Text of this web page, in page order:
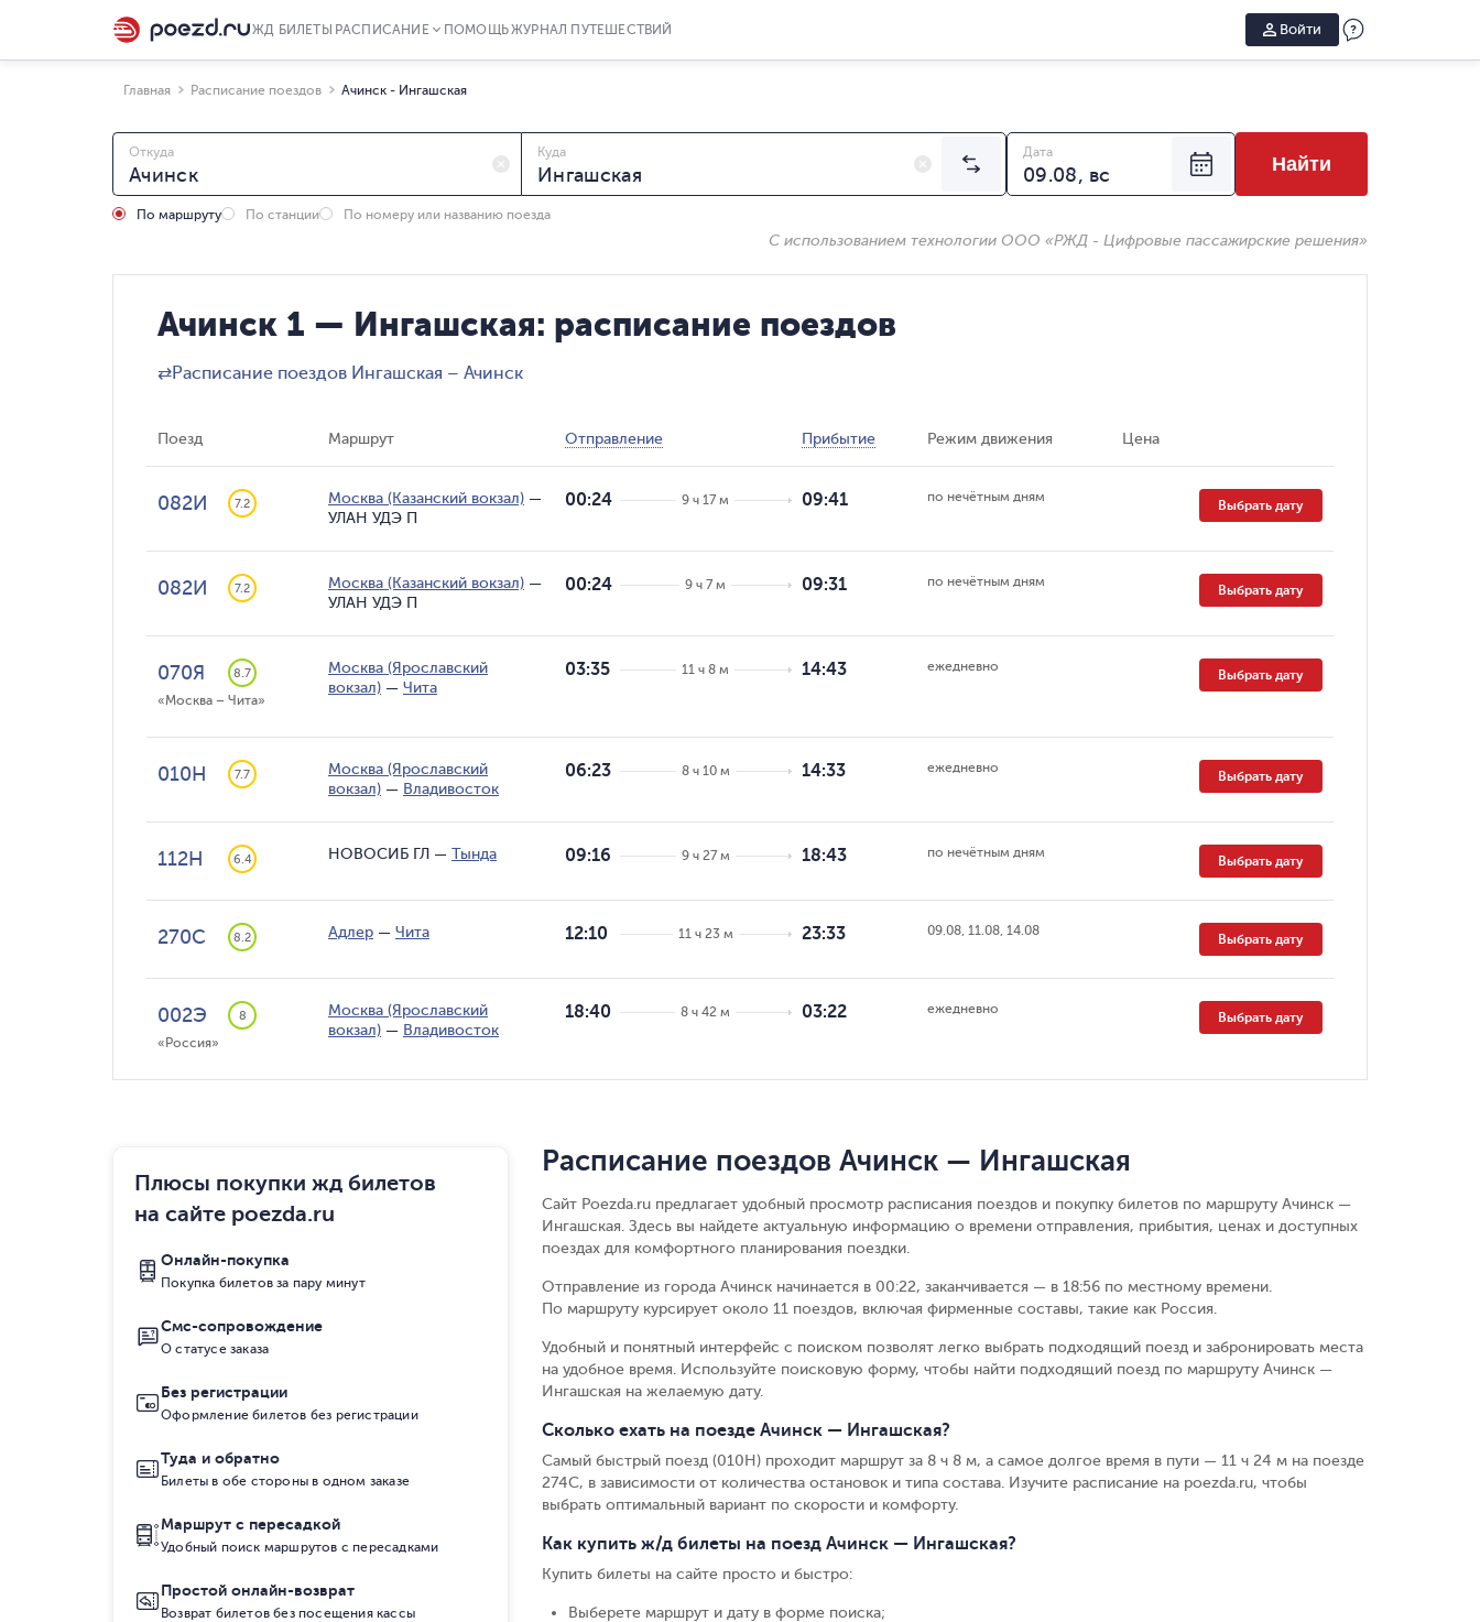
ЖД БИЛЕТЫ РАСПИСАНИЕ ПОМОЩЬЖУРНАЛ ПУТЕШЕСТВИЙ Войти
Главная Расписание поездов Ачинск - Ингашская
Откуда Куда
По маршруту По станции По номеру или названию поезда
Дата
Найти
С использованием технологии ООО «РЖД - Цифровые пассажирские решения»
Ачинск 1 — Ингашская: расписание поездов
⇄Расписание поездов Ингашская – Ачинск
Поезд Маршрут Отправление Прибытие Режим движения Цена
082И 7.2 Москва (Казанский вокзал) —
УЛАН УДЭ П
00:24 9 ч 17 м 09:41 по нечётным дням
Выбрать дату
082И 7.2 Москва (Казанский вокзал) —
УЛАН УДЭ П
00:24 9 ч 7 м 09:31 по нечётным дням
Выбрать дату
070Я 8.7
«Москва – Чита»
Москва (Ярославский
вокзал) — Чита
03:35 11 ч 8 м 14:43 ежедневно
Выбрать дату
010Н 7.7
Москва (Ярославский
вокзал) — Владивосток
06:23 8 ч 10 м 14:33 ежедневно
Выбрать дату
112Н 6.4 НОВОСИБ ГЛ — Тында 09:16 9 ч 27 м 18:43 по нечётным дням
Выбрать дату
270С 8.2 Адлер — Чита 12:10 11 ч 23 м 23:33 09.08, 11.08, 14.08
Выбрать дату
002Э 8
«Россия»
Москва (Ярославский
вокзал) — Владивосток
18:40 8 ч 42 м 03:22 ежедневно
Выбрать дату
Расписание поездов Ачинск — Ингашская
Сайт Poezda.ru предлагает удобный просмотр расписания поездов и покупку билетов по маршруту Ачинск —
Ингашская. Здесь вы найдете актуальную информацию о времени отправления, прибытия, ценах и доступных
поездах для комфортного планирования поездки.
Отправление из города Ачинск начинается в 00:22, заканчивается — в 18:56 по местному времени.
По маршруту курсирует около 11 поездов, включая фирменные составы, такие как Россия.
Удобный и понятный интерфейс с поиском позволят легко выбрать подходящий поезд и забронировать места
на удобное время. Используйте поисковую форму, чтобы найти подходящий поезд по маршруту Ачинск —
Ингашская на желаемую дату.
Сколько ехать на поезде Ачинск — Ингашская?
Самый быстрый поезд (010Н) проходит маршрут за 8 ч 8 м, а самое долгое время в пути — 11 ч 24 м на поезде
274С, в зависимости от количества остановок и типа состава. Изучите расписание на poezda.ru, чтобы
выбрать оптимальный вариант по скорости и комфорту.
Как купить ж/д билеты на поезд Ачинск — Ингашская?
Купить билеты на сайте просто и быстро:
Выберете маршрут и дату в форме поиска;
Плюсы покупки жд билетов
на сайте poezda.ru
Онлайн-покупка
Покупка билетов за пару минут
Смс-сопровождение
О статусе заказа
Без регистрации
Оформление билетов без регистрации
Туда и обратно
Билеты в обе стороны в одном заказе
Маршрут с пересадкой
Удобный поиск маршрутов с пересадками
Простой онлайн-возврат
Возврат билетов без посещения кассы